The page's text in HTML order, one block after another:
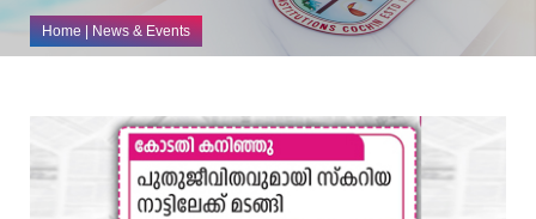
Home| News & Events